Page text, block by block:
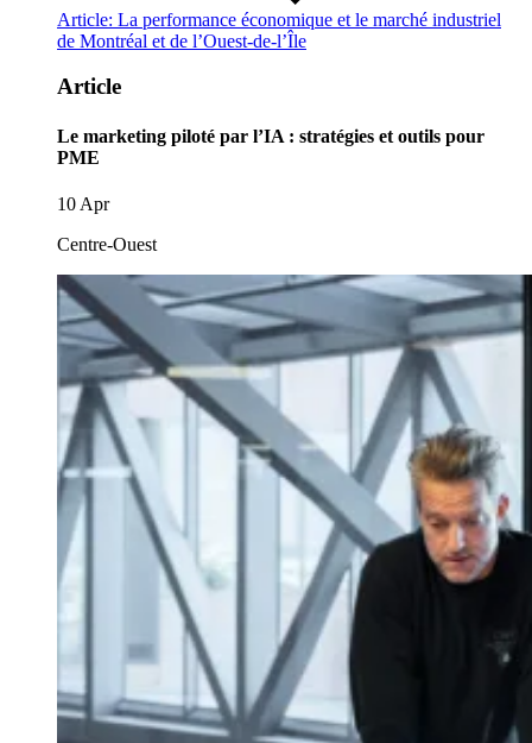
Article: La performance économique et le marché industriel
de Montréal et de l’Ouest-de-l’Île
Article
Le marketing piloté par l’IA : stratégies et outils pour
PME
10 Apr
Centre-Ouest